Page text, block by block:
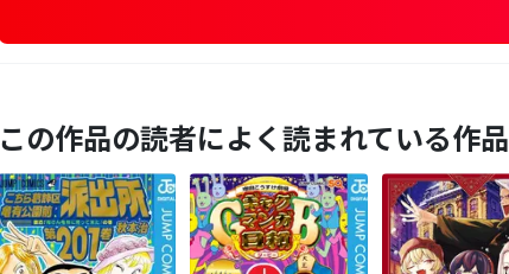
この作品の読者によく読まれている作品